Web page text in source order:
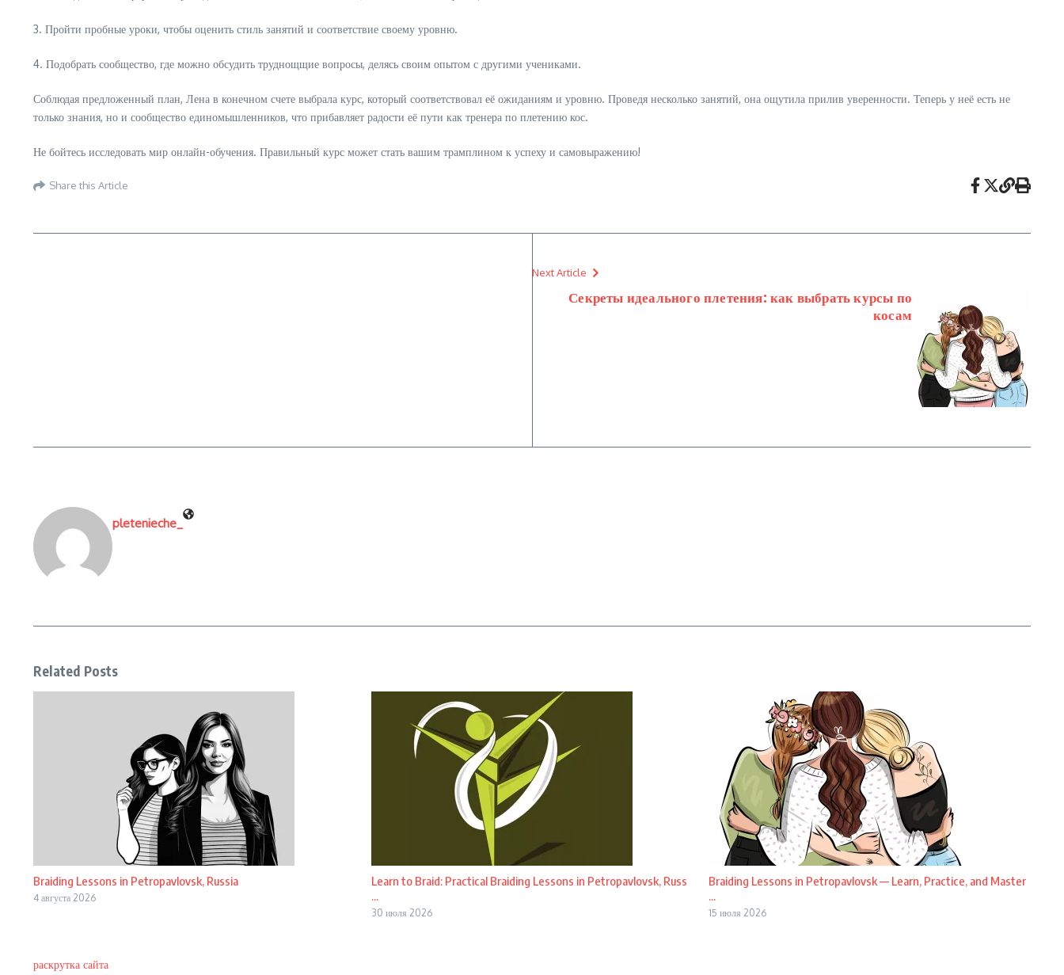
3. Пройти пробные уроки, чтобы оценить стиль занятий и соответствие своему уровню.
4. Подобрать сообщество, где можно обсудить труднощщие вопросы, делясь своим опытом с другими учениками.
Соблюдая предложенный план, Лена в конечном счете выбрала курс, который соответствовал её ожиданиям и уровню. Проведя несколько занятий, она ощутила прилив уверенности. Теперь у неё есть не
только знания, но и сообщество единомышленников, что прибавляет радости её пути как тренера по плетению кос.
Не бойтесь исследовать мир онлайн-обучения. Правильный курс может стать вашим трамплином к успеху и самовыражению!
Share this Article
Next Article
Секреты идеального плетения: как выбрать курсы по
косам
pletenieche_
Related Posts
Braiding Lessons in Petropavlovsk, Russia
4 августа 2026
Learn to Braid: Practical Braiding Lessons in Petropavlovsk, Russ
...
30 июля 2026
Braiding Lessons in Petropavlovsk — Learn, Practice, and Master
...
15 июля 2026
раскрутка сайта